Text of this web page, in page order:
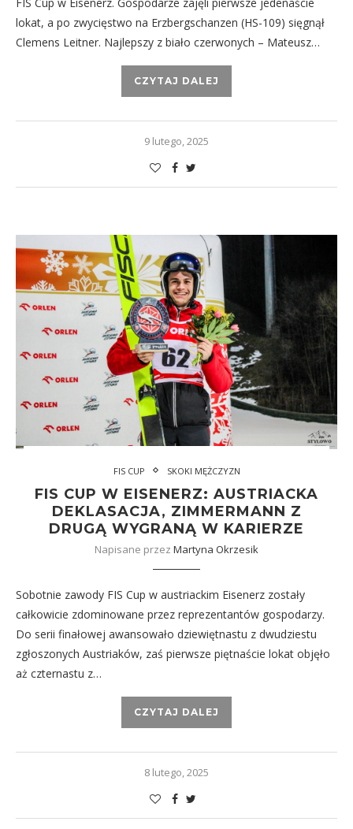
lokat, a po zwycięstwo na Erzbergschanzen (HS-109) sięgnął
Clemens Leitner. Najlepszy z biało czerwonych – Mateusz…
CZYTAJ DALEJ
9 lutego, 2025
FIS CUP SKOKI MĘŻCZYZN
FIS CUP W EISENERZ: AUSTRIACKA
DEKLASACJA, ZIMMERMANN Z
DRUGĄ WYGRANĄ W KARIERZE
Napisane przez Martyna Okrzesik
Sobotnie zawody FIS Cup w austriackim Eisenerz zostały
całkowicie zdominowane przez reprezentantów gospodarzy.
Do serii finałowej awansowało dziewiętnastu z dwudziestu
zgłoszonych Austriaków, zaś pierwsze piętnaście lokat objęło
aż czternastu z…
CZYTAJ DALEJ
8 lutego, 2025